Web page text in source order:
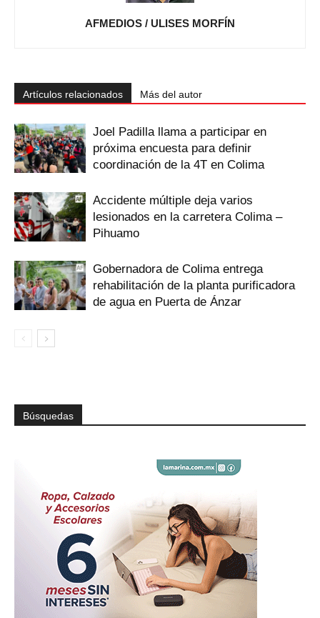
AFMEDIOS / ULISES MORFÍN
Artículos relacionados Más del autor
Joel Padilla llama a participar en
próxima encuesta para definir
coordinación de la 4T en Colima
Accidente múltiple deja varios
lesionados en la carretera Colima –
Pihuamo
Gobernadora de Colima entrega
rehabilitación de la planta purificadora
de agua en Puerta de Ánzar
Búsquedas